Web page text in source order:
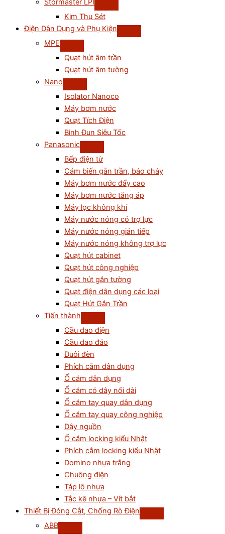
Stormaster LPI
Kim Thu Sét
Điện Dân Dụng và Phụ Kiện
MPE
Quạt hút âm trần
Quạt hút âm tường
Nano
Isolator Nanoco
Máy bơm nước
Quạt Tích Điện
Bình Đun Siêu Tốc
Panasonic
Bếp điện từ
Cám biến gắn trần, báo cháy
Máy bơm nước đẩy cao
Máy bơm nước tăng áp
Máy lọc không khí
Máy nước nóng có trợ lực
Máy nước nóng gián tiếp
Máy nước nóng không trợ lực
Quạt hút cabinet
Quạt hút công nghiệp
Quạt hút gắn tường
Quạt điện dân dụng các loại
Quạt Hút Gắn Trần
Tiến thành
Cầu dao điện
Cầu dao đảo
Đuôi đèn
Phích cắm dân dụng
Ổ cắm dân dụng
Ổ cắm có dây nối dài
Ổ cắm tay quay dân dụng
Ổ cắm tay quay công nghiệp
Dây nguồn
Ổ cắm locking kiểu Nhật
Phích cắm locking kiểu Nhật
Domino nhựa trắng
Chuông điện
Táp lô nhựa
Tắc kê nhựa – Vít bắt
Thiết Bị Đóng Cắt, Chống Rò Điện
ABB